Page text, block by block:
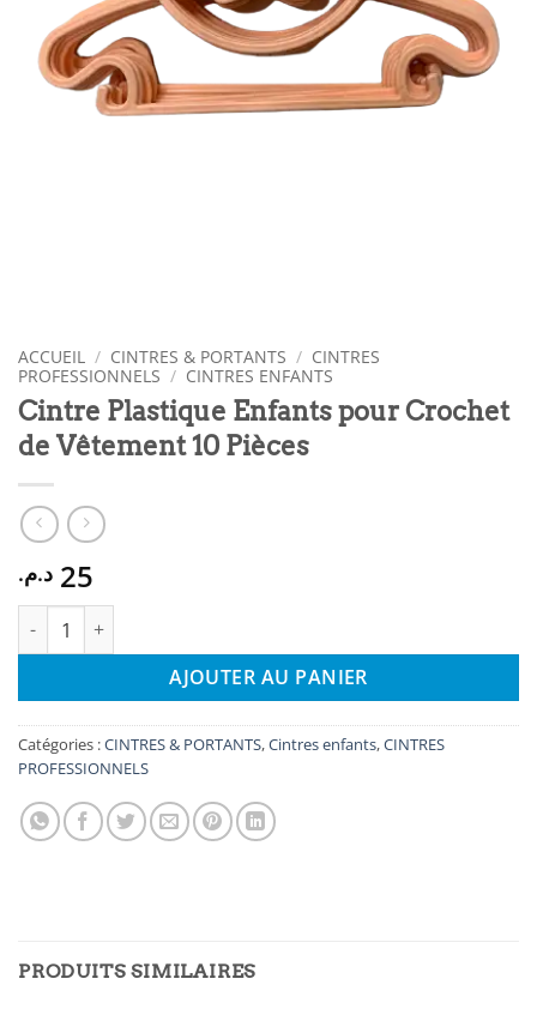
ACCUEIL / CINTRES & PORTANTS / CINTRES
PROFESSIONNELS / CINTRES ENFANTS
Cintre Plastique Enfants pour Crochet
de Vêtement 10 Pièces
25 د.م.
quantité de Cintre Plastique Enfants pour Crochet de
AJOUTER AU PANIER
Catégories :CINTRES & PORTANTS,Cintres enfants,CINTRES
PROFESSIONNELS
PRODUITS SIMILAIRES